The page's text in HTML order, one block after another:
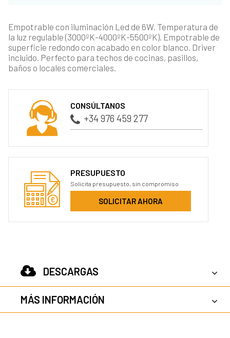
Empotrable con iluminación Led de 6W. Temperatura de
la luz regulable (3000ºK-4000ºK-5500ºK). Empotrable de
superficie redondo con acabado en color blanco. Driver
incluido. Perfecto para techos de cocinas, pasillos,
baños o locales comerciales.
CONSÚLTANOS
+34 976 459 277
PRESUPUESTO
Solicita presupuesto, sin compromiso
SOLICITAR AHORA
DESCARGAS
MÁS INFORMACIÓN